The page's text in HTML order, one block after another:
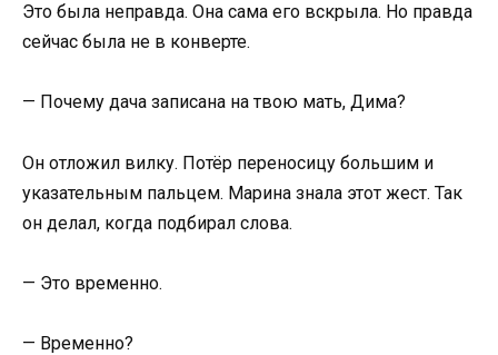
Это была неправда. Она сама его вскрыла. Но правда
сейчас была не в конверте.
— Почему дача записана на твою мать, Дима?
Он отложил вилку. Потёр переносицу большим и
указательным пальцем. Марина знала этот жест. Так
он делал, когда подбирал слова.
— Это временно.
— Временно?